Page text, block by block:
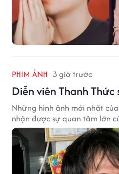
PHIM ẢNH 3 giờ trước
Diễn viên Thanh
Những hình ảnh mới nhất
nhận được sự quan tâm lớn